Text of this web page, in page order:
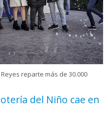
reparte más de 30.000
del Niño cae en